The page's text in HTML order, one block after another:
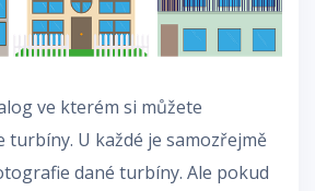
ve kterém si můžete
U každé je samozřejmě
dané turbíny. Ale pokud